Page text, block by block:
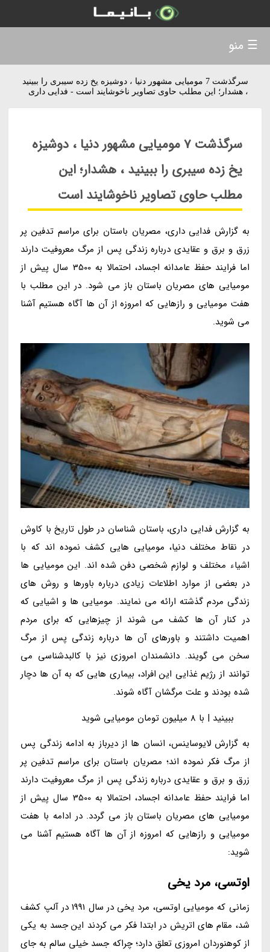
سرگذشت 7 مومیایی مشهور دنیا ، دوشیزه یخ زده سیبری را ببینید
، هشدار؛ این مطلب حاوی تصاویر ناخوشایند است - فدایی داری
سرگذشت 7 مومیایی مشهور دنیا ، دوشیزه
یخ زده سیبری را ببینید ، هشدار؛ این
مطلب حاوی تصاویر ناخوشایند است
به گزارش فدایی داری، مصریان باستان برای مراسم تدفین پر
زرق و برق و عقایدی درباره زندگی پس از مرگ معروفیت دارند
اما فرایند حفظ عامدانه اجساد، احتمالا به 3500 سال پیش از
مومیایی های مصریان باستان باز می شود. در این مطلب با
هفت مومیایی و رازهایی که امروزه از آن ها آگاه هستیم آشنا
می شوید.
به گزارش فدایی داری، باستان شناسان در طول تاریخ با کاوش
در نقاط مختلف دنیا، مومیایی هایی کشف نموده اند که با
اشیاء مختلف و لوازم شخصی دفن شده اند. این مومیایی ها
در بعضی از موارد اطلاعات زیادی درباره باورها و روش های
زندگی مردم گذشته ارائه می نمایند. مومیایی ها و اشیایی که
در کنار آن ها کشف می شوند از چیزهایی که برای مردم
اهمیت داشتند و باورهای آن ها درباره زندگی پس از مرگ
سخن می گویند. دانشمندان امروزی نیز با کالبدشناسی می
توانند از رژیم غذایی این افراد، بیماری هایی که به آن ها دچار
شده بودند و علت مرگشان آگاه شوند.
ببینید | با 8 میلیون تومان مومیایی شوید
به گزارش لایوساینس، انسان ها از دیرباز به ادامه زندگی پس
از مرگ فکر نموده اند؛ مصریان باستان برای مراسم تدفین پر
زرق و برق و عقایدی درباره زندگی پس از مرگ معروفیت دارند
اما فرایند حفظ عامدانه اجساد، احتمالا به 3500 سال پیش از
مومیایی های مصریان باستان باز می گردد. در ادامه با هفت
مومیایی و رازهایی که امروزه از آن ها آگاه هستیم آشنا می
شوید:
اوتسی، مرد یخی
زمانی که مومیایی اوتسی، مرد یخی در سال 1991 در آلپ کشف
شد، مقام های اتریش در ابتدا فکر می کردند این جسد به یکی
از کوهنوردان امروزی تعلق دارد؛ چراکه جسد خیلی سالم به جای
☰ منو